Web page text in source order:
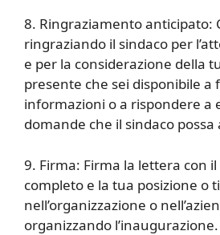
8. Ringraziamento anticipato:
ringraziando il sindaco per
e per la considerazione della
presente che sei disponibile
informazioni o a rispondere a
domande che il sindaco possa
9. Firma: Firma la lettera con
completo e la tua posizione o
nell’organizzazione o
organizzando l’inaugurazione.